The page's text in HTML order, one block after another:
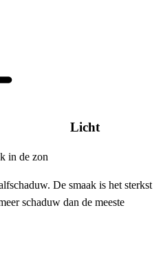
Licht
in de zon
De smaak is het sterkst
schaduw dan de meeste